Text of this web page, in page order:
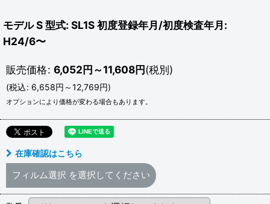
モデル S 型式: SL1S 初度登録年月/初度検査年月:
H24/6〜
販売価格: 6,052円～11,608円(税別)
(税込: 6,658円 ～12,769円)
オプションにより価格が変わる場合もあります。
在庫確認はこちら
フィルム選択 を選択してください